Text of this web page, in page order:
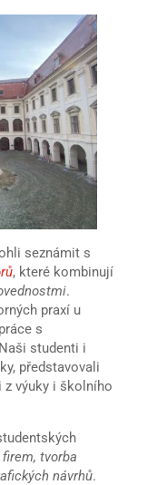
seznámit s
, které kombinují
.
praxí u
s
studenti i
představovali
výuky i školního
tvorba
návrhů.